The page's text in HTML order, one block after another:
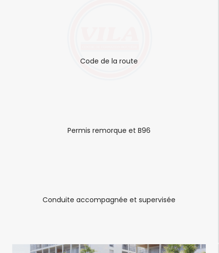
Conduite accompagnée et supervisée
Permis remorque et B96
Code de la route